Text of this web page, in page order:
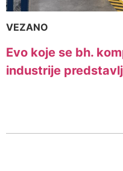
VEZANO
Evo koje se bh.
industrije